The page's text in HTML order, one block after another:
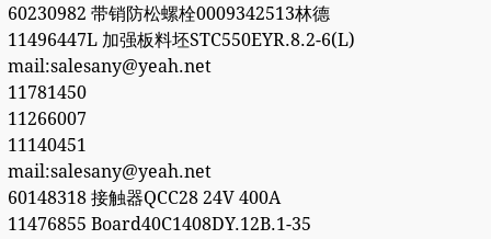
60230982 带销防松螺栓0009342513林德
11496447L 加强板料坯STC550EYR.8.2-6(L)
mail:salesany@yeah.net
11781450
11266007
11140451
mail:salesany@yeah.net
60148318 接触器QCC28 24V 400A
11476855 Board40C1408DY.12B.1-35